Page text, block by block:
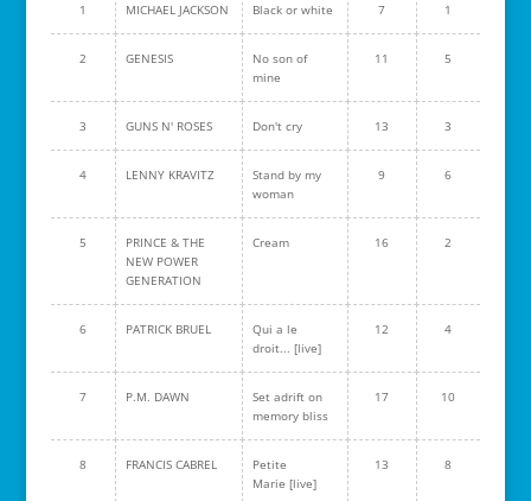
1 MICHAEL JACKSON Black or white 7 1
2 GENESIS
No son of
mine
11 5
3 GUNS N' ROSES Don't cry 13 3
4 LENNY KRAVITZ
Stand by my
woman
9 6
5
PRINCE & THE
NEW POWER
GENERATION
Cream 16 2
6 PATRICK BRUEL
Qui a le
droit... [live]
12 4
7 P.M. DAWN
Set adrift on
memory bliss
17 10
8 FRANCIS CABREL
Petite
Marie [live]
13 8